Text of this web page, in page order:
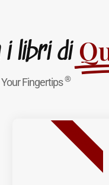
libri di
Fingertips®
BEST SELLER